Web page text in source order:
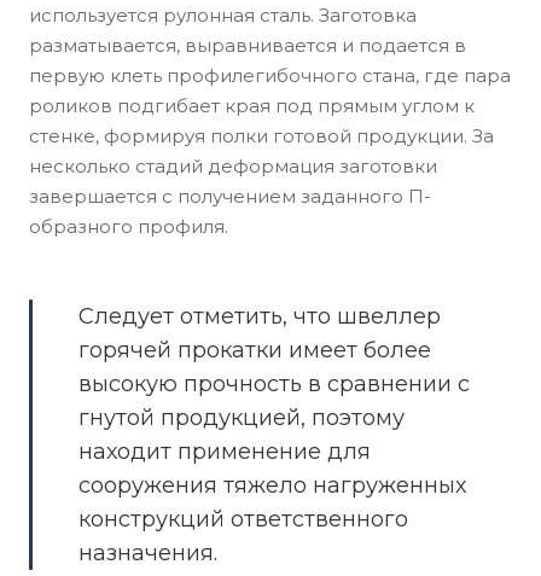
используется рулонная сталь. Заготовка
разматывается, выравнивается и подается в
первую клеть профилегибочного стана, где пара
роликов подгибает края под прямым углом к
стенке, формируя полки готовой продукции. За
несколько стадий деформация заготовки
завершается с получением заданного П-
образного профиля.
Следует отметить, что швеллер
горячей прокатки имеет более
высокую прочность в сравнении с
гнутой продукцией, поэтому
находит применение для
сооружения тяжело нагруженных
конструкций ответственного
назначения.